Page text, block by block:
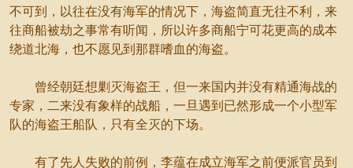
不可到，以往在没有海军的情况下，海盗简直无往不利，来
往商船被劫之事常有听闻，所以许多商船宁可花更高的成本
绕道北海，也不愿见到那群嗜血的海盗。
曾经朝廷想剿灭海盗王，但一来国内并没有精通海战的
专家，二来没有象样的战船，一旦遇到已然形成一个小型军
队的海盗王船队，只有全灭的下场。
有了先人失败的前例，李蕴在成立海军之前便派官员到